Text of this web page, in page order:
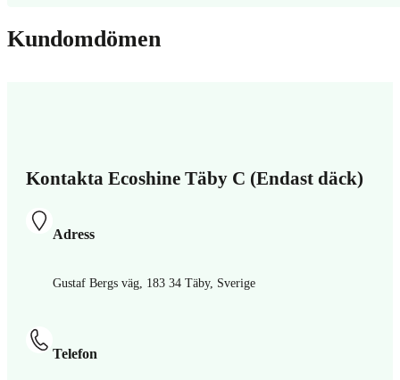
Kundomdömen
Kontakta Ecoshine Täby C (Endast däck)
Adress
Gustaf Bergs väg, 183 34 Täby, Sverige
Telefon